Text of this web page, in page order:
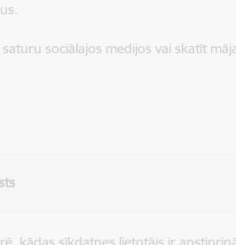
sociālajos medijos vai skatīt